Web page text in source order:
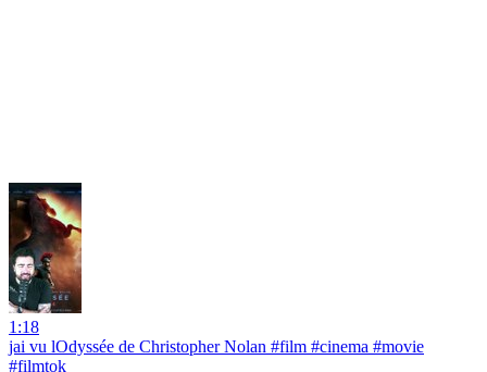
1:18
jai vu lOdyssée de Christopher Nolan #film #cinema #movie
#filmtok